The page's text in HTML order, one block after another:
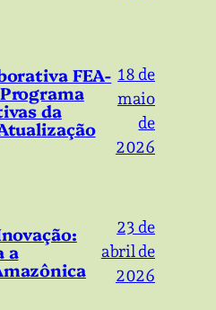
FEA-
da
18 de
maio
de
2026
a
23 de
abril de
2026